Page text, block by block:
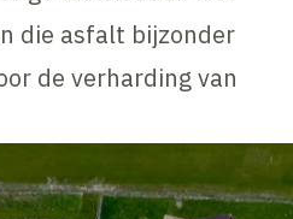
die asfalt bijzonder
de verharding van